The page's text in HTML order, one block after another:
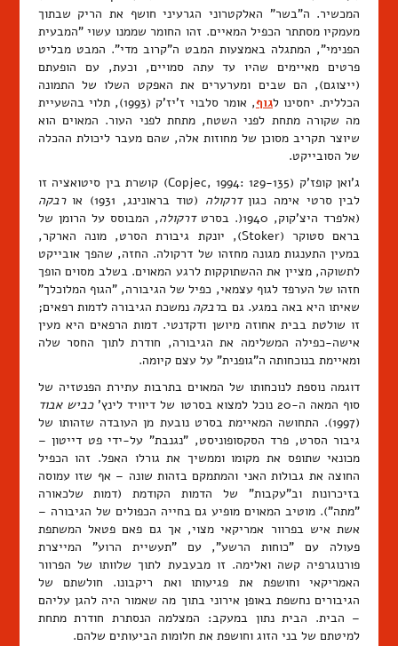
המכשיר. ה"בשר" האלקטרוני הגרעיני חושף את הריק שבתוך
מעמקיו מסתתר הכפיל המאיים. זהו החומר שממנו עשוי "המבעית
הפנימי", המתגלה באמצעות המבט ה"קרוב מדי". המבט מבליט
פרטים מאיימים שהיו עד עתה סמויים, וכעת, עם הופעתם
(ייצוגם), הם שבים ומערערים את האפקט השלו של התמונה
הכללית. יחסינו לגוף
, אומר סלבוי ז'יז'ק (1993), תלוי בהשעיית
מה שקורה מתחת לפני השטח, מתחת לפני העור. המאוים הוא
שיוצר תקריב מסוכן של מחוזות אלה, שהם מעבר ליכולת ההכלה
של הסובייקט.
ג'ואן קופז'ק (Copjec, 1994: 129-135) קושרת בין סיטואציה זו
לבין סרטי אימה כגוןדרקולה (טוד בראונינג, 1931) או
רבקה
(אלפרד היצ'קוק, 1940(. בסרט
דרקולה, המבוסס על הרומן של
בראם סטוקר (Stoker), יונקת גיבורת הסרט, מונה הארקר,
במעין התענגות מגונה מחזהו של דרקולה. החזה, שהפך אובייקט
לתשוקה, מציין את ההשתוקקות לרגע המאוים. בשלב מסוים הופך
חזהו של הערפד לגוף עצמאי, כפיל של הגיבורה, "הגוף המלוכלך"
שאיתו היא באה במגע. גם ברבקה נמשכת הגיבורה לדמות רפאים;
זו שולטת בבית אחוזה מיושן ודקדנטי. דמות הרפאים היא מעין
אישה-כפילה המשלימה את הגיבורה, חודרת לתוך החסר שלה
ומאיימת בנוכחותה ה"גופנית" על עצם קיומה.
דוגמה נוספת לנוכחותו של המאוים בתרבות עתירת הפנטזיה של
סוף המאה ה-20 נוכל למצוא בסרטו של דיוויד לינץ'
כביש אבוד
(1997). התחושה המאיימת בסרט נובעת מן העובדה שזהותו של
גיבור הסרט, פרד הסקסופוניסט, "נגנבת" על-ידי פט דייטון –
מכונאי שתופס את מקומו וממשיך את גורלו האפל. זהו הכפיל
החוצה את גבולות האני והמתמקם בזהות שונה – אף שזו עמוסה
בזיכרונות וב"עקבות" של הדמות הקודמת (דמות שלכאורה
"מתה"). מוטיב המאוים מופיע גם בחייה הכפולים של הגיבורה –
אשת איש בפרוור אמריקאי מצוי, אך גם פאם פטאל המשתפת
פעולה עם "כוחות הרשע", עם "תעשיית הרוע" המייצרת
פורנוגרפיה קשה ואלימה. זו מבעבעת לתוך שלוותו של הפרוור
האמריקאי וחושפת את פגיעותו ואת ריקבונו. חולשתם של
הגיבורים נחשפת באופן אירוני בתוך מה שאמור היה להגן עליהם
– הבית. הבית נתון במעקב: המצלמה הנסתרת חודרת מתחת
למיטתם של בני הזוג וחושפת את חלומות הביעותים שלהם.